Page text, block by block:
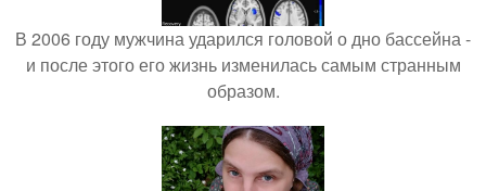
В 2006 году мужчина ударился головой о дно бассейна -
и после этого его жизнь изменилась самым странным
образом.